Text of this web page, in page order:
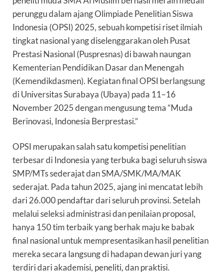
perunggu dalam ajang Olimpiade Penelitian Siswa
Indonesia (OPSI) 2025, sebuah kompetisi riset ilmiah
tingkat nasional yang diselenggarakan oleh Pusat
Prestasi Nasional (Puspresnas) di bawah naungan
Kementerian Pendidikan Dasar dan Menengah
(Kemendikdasmen). Kegiatan final OPSI berlangsung
di Universitas Surabaya (Ubaya) pada 11–16
November 2025 dengan mengusung tema “Muda
Berinovasi, Indonesia Berprestasi.”
OPSI merupakan salah satu kompetisi penelitian
terbesar di Indonesia yang terbuka bagi seluruh siswa
SMP/MTs sederajat dan SMA/SMK/MA/MAK
sederajat. Pada tahun 2025, ajang ini mencatat lebih
dari 26.000 pendaftar dari seluruh provinsi. Setelah
melalui seleksi administrasi dan penilaian proposal,
hanya 150 tim terbaik yang berhak maju ke babak
final nasional untuk mempresentasikan hasil penelitian
mereka secara langsung di hadapan dewan juri yang
terdiri dari akademisi, peneliti, dan praktisi.